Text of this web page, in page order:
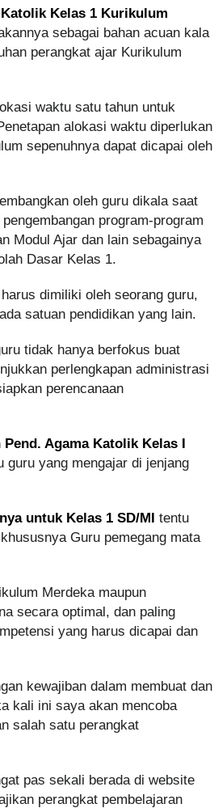
Kelas 1 Kurikulum
sebagai bahan acuan kala
perangkat ajar Kurikulum
waktu satu tahun untuk
alokasi waktu diperlukan
sepenuhnya dapat dicapai oleh
oleh guru dikala saat
program-program
Modul Ajar dan lain sebagainya
Dasar Kelas 1.
dimiliki oleh seorang guru,
satuan pendidikan yang lain.
tidak hanya berfokus buat
perlengkapan administrasi
perencanaan
Pend. Agama Katolik Kelas I
guru yang mengajar di jenjang
untuk Kelas 1 SD/MI tentu
Guru pemegang mata
Merdeka maupun
secara optimal, dan paling
yang harus dicapai dan
kewajiban dalam membuat dan
kali ini saya akan mencoba
salah satu perangkat
pas sekali berada di website
perangkat pembelajaran